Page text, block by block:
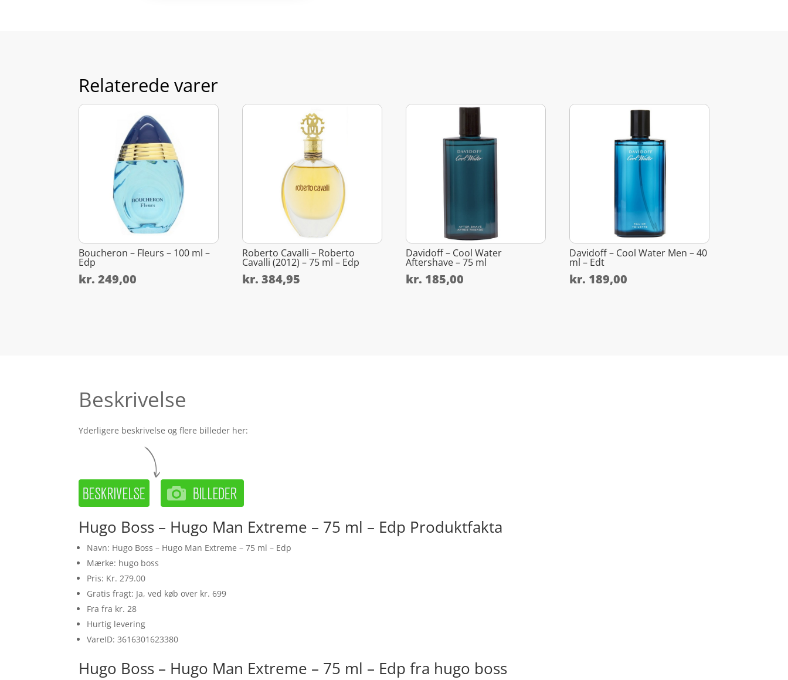
Relaterede varer
Boucheron – Fleurs – 100 ml –
Edp
kr. 249,00
Roberto Cavalli – Roberto
Cavalli (2012) – 75 ml – Edp
kr. 384,95
Davidoff – Cool Water
Aftershave – 75 ml
kr. 185,00
Davidoff – Cool Water Men – 40
ml – Edt
kr. 189,00
Beskrivelse
Yderligere beskrivelse og flere billeder her:
Hugo Boss – Hugo Man Extreme – 75 ml – Edp Produktfakta
Navn: Hugo Boss – Hugo Man Extreme – 75 ml – Edp
Mærke: hugo boss
Pris: Kr. 279.00
Gratis fragt: Ja, ved køb over kr. 699
Fra fra kr. 28
Hurtig levering
VareID: 3616301623380
Hugo Boss – Hugo Man Extreme – 75 ml – Edp fra hugo boss